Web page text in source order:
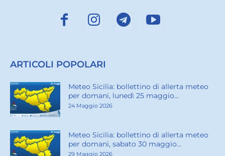
ARTICOLI POPOLARI
Meteo Sicilia: bollettino di allerta meteo
per domani, lunedì 25 maggio...
24 Maggio 2026
Meteo Sicilia: bollettino di allerta meteo
per domani, sabato 30 maggio...
29 Maggio 2026